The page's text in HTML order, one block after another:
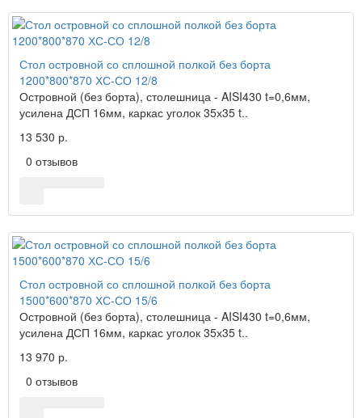
Стол островной со сплошной полкой без борта
1200*800*870 ХС-СО 12/8
Островной (без борта), столешница - AISI430 t=0,6мм,
усилена ДСП 16мм, каркас уголок 35х35 t..
13 530 р.
0 отзывов
Стол островной со сплошной полкой без борта
1500*600*870 ХС-СО 15/6
Островной (без борта), столешница - AISI430 t=0,6мм,
усилена ДСП 16мм, каркас уголок 35х35 t..
13 970 р.
0 отзывов